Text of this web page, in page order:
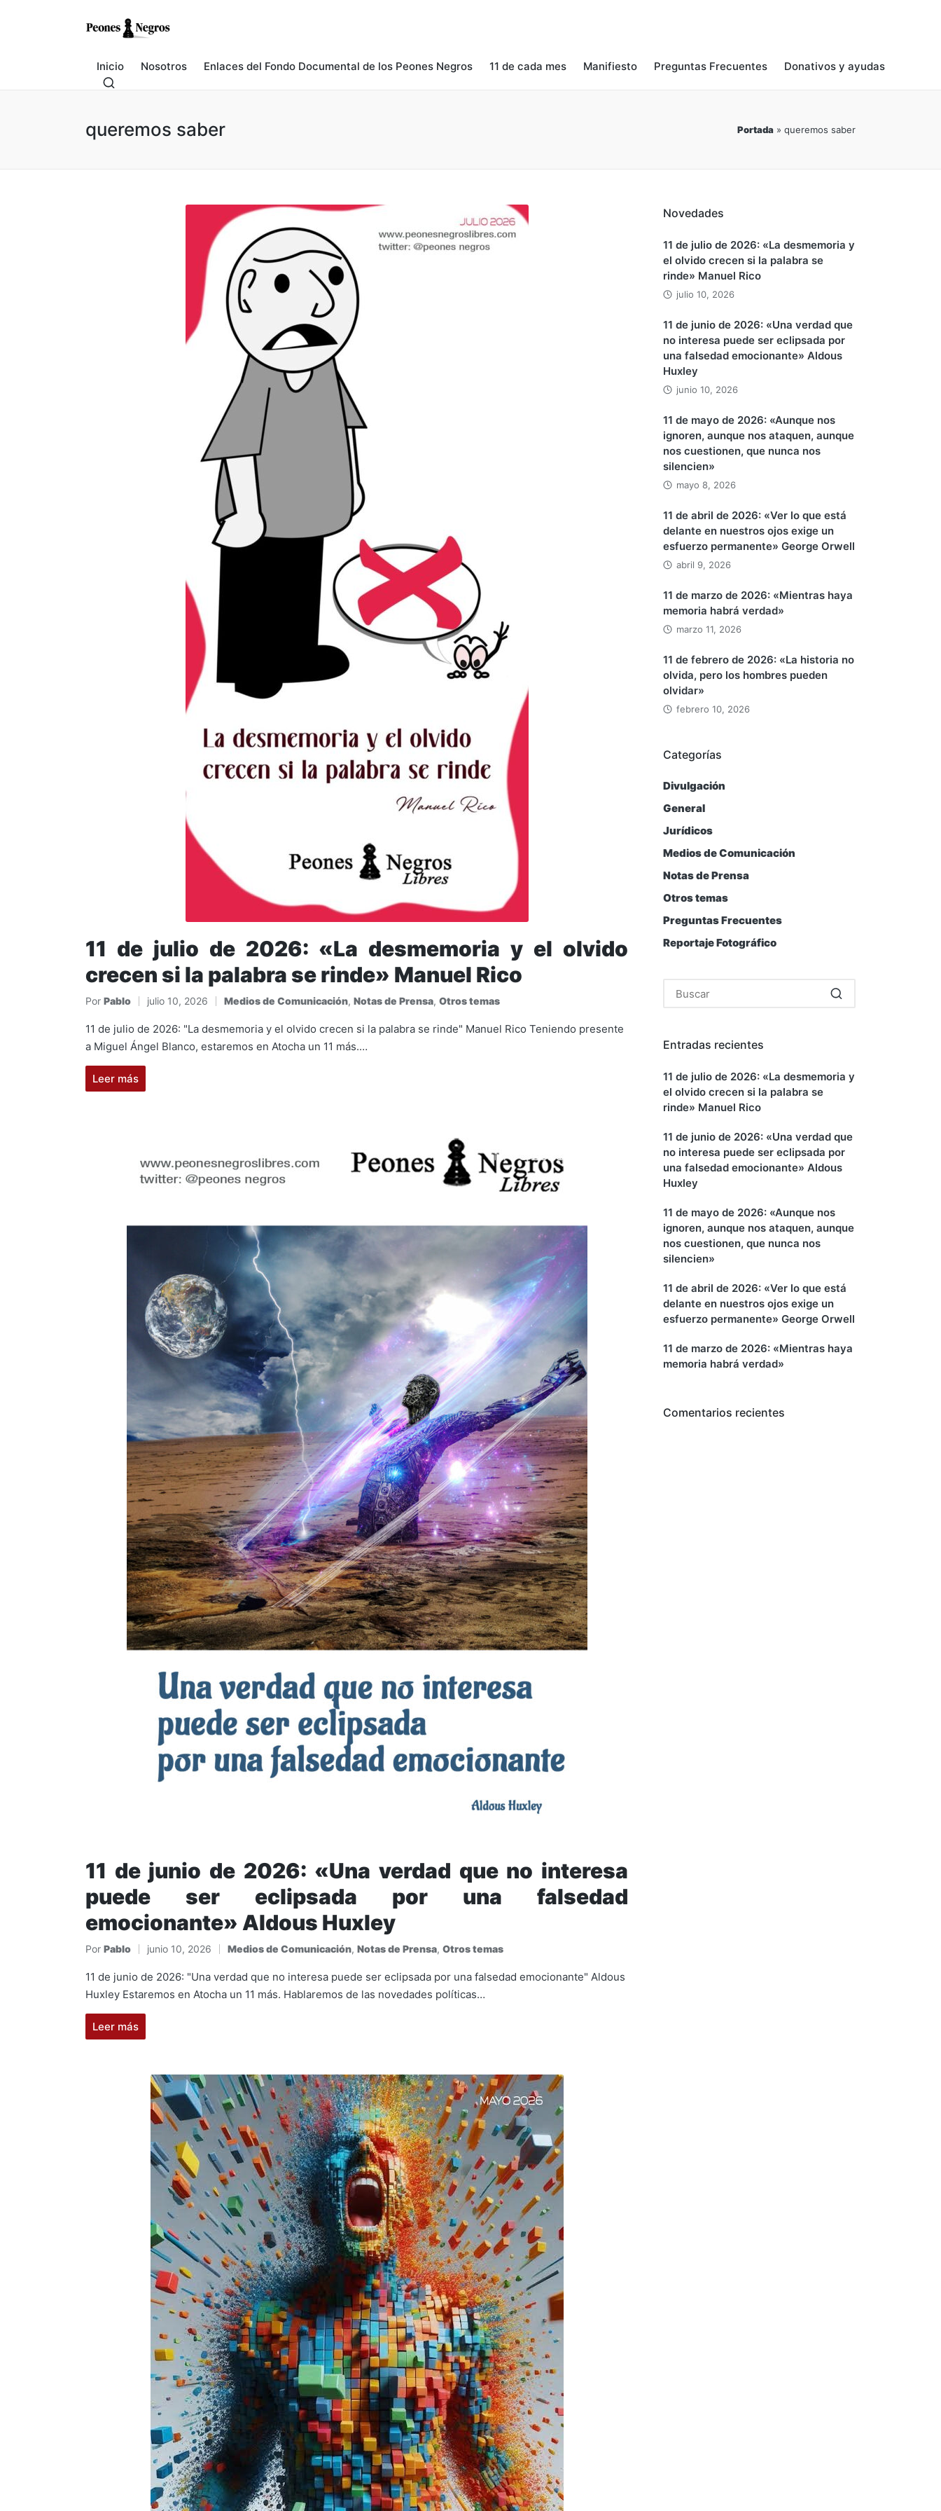
Inicio Nosotros Enlaces del Fondo Documental de los Peones Negros 11 de cada mes Manifiesto Preguntas Frecuentes Donativos y ayudas
queremos saber Portada » queremos saber
11 de julio de 2026: «La desmemoria y el olvido
crecen si la palabra se rinde» Manuel Rico
Publicado
por
Por Pablo julio 10, 2026
Publicado
en
Medios de Comunicación, Notas de Prensa, Otros temas
11 de julio de 2026: "La desmemoria y el olvido crecen si la palabra se rinde" Manuel Rico Teniendo presente
a Miguel Ángel Blanco, estaremos en Atocha un 11 más.…
Leer más
11 de junio de 2026: «Una verdad que no interesa
puede ser eclipsada por una falsedad
emocionante» Aldous Huxley
Publicado
por
Por Pablo junio 10, 2026
Publicado
en
Medios de Comunicación, Notas de Prensa, Otros temas
11 de junio de 2026: "Una verdad que no interesa puede ser eclipsada por una falsedad emocionante" Aldous
Huxley Estaremos en Atocha un 11 más. Hablaremos de las novedades políticas…
Leer más
Novedades
11 de julio de 2026: «La desmemoria y
el olvido crecen si la palabra se
rinde» Manuel Rico
julio 10, 2026
11 de junio de 2026: «Una verdad que
no interesa puede ser eclipsada por
una falsedad emocionante» Aldous
Huxley
junio 10, 2026
11 de mayo de 2026: «Aunque nos
ignoren, aunque nos ataquen, aunque
nos cuestionen, que nunca nos
silencien»
mayo 8, 2026
11 de abril de 2026: «Ver lo que está
delante en nuestros ojos exige un
esfuerzo permanente» George Orwell
abril 9, 2026
11 de marzo de 2026: «Mientras haya
memoria habrá verdad»
marzo 11, 2026
11 de febrero de 2026: «La historia no
olvida, pero los hombres pueden
olvidar»
febrero 10, 2026
Categorías
Divulgación
General
Jurídicos
Medios de Comunicación
Notas de Prensa
Otros temas
Preguntas Frecuentes
Reportaje Fotográfico
Entradas recientes
11 de julio de 2026: «La desmemoria y
el olvido crecen si la palabra se
rinde» Manuel Rico
11 de junio de 2026: «Una verdad que
no interesa puede ser eclipsada por
una falsedad emocionante» Aldous
Huxley
11 de mayo de 2026: «Aunque nos
ignoren, aunque nos ataquen, aunque
nos cuestionen, que nunca nos
silencien»
11 de abril de 2026: «Ver lo que está
delante en nuestros ojos exige un
esfuerzo permanente» George Orwell
11 de marzo de 2026: «Mientras haya
memoria habrá verdad»
Comentarios recientes